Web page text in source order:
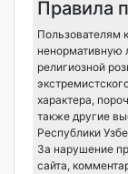
Правила
Пользователям
ненормативную
религиозной
характера,
также другие
Республики
За нарушение
сайта,